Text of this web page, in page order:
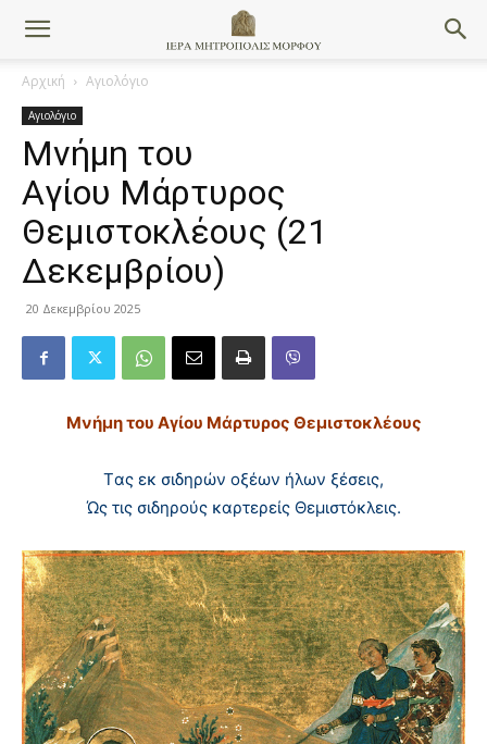
Αρχική Αγιολόγιο
Αγιολόγιο
Μνήμη του
Aγίου Mάρτυρος
Θεμιστοκλέους (21
Δεκεμβρίου)
20 Δεκεμβρίου 2025
Μνήμη του Aγίου Mάρτυρος Θεμιστοκλέους
Tας εκ σιδηρών οξέων ήλων ξέσεις,
Ώς τις σιδηρούς καρτερείς Θεμιστόκλεις.